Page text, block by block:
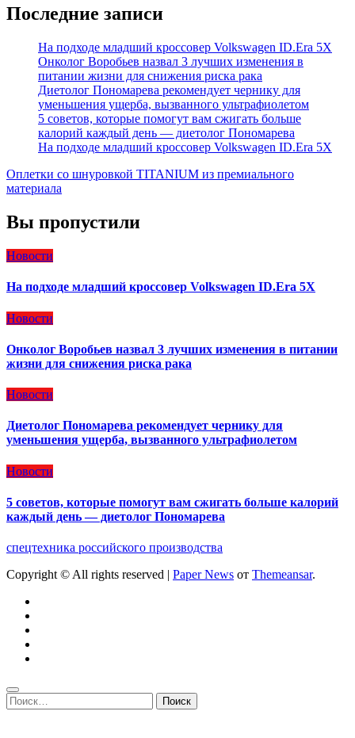
Последние записи
На подходе младший кроссовер Volkswagen ID.Era 5X
Онколог Воробьев назвал 3 лучших изменения в
питании жизни для снижения риска рака
Диетолог Пономарева рекомендует чернику для
уменьшения ущерба, вызванного ультрафиолетом
5 советов, которые помогут вам сжигать больше
калорий каждый день — диетолог Пономарева
На подходе младший кроссовер Volkswagen ID.Era 5X
Оплетки со шнуровкой TITANIUM из премиального
материала
Вы пропустили
Новости
На подходе младший кроссовер Volkswagen ID.Era 5X
Новости
Онколог Воробьев назвал 3 лучших изменения в питании
жизни для снижения риска рака
Новости
Диетолог Пономарева рекомендует чернику для
уменьшения ущерба, вызванного ультрафиолетом
Новости
5 советов, которые помогут вам сжигать больше калорий
каждый день — диетолог Пономарева
спецтехника российского производства
Copyright © All rights reserved | Paper News от Themeansar.
Найти: